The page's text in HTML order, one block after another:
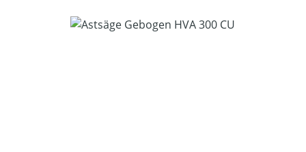
Bildergalerie überspringen